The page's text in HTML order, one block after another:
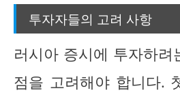
투자자들의 고려 사항
러시아 증시에 투자하려
점을 고려해야 합니다.